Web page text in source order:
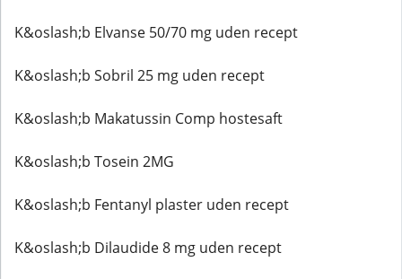
K&oslash;b Elvanse 50/70 mg uden recept
K&oslash;b Sobril 25 mg uden recept
K&oslash;b Makatussin Comp hostesaft
K&oslash;b Tosein 2MG
K&oslash;b Fentanyl plaster uden recept
K&oslash;b Dilaudide 8 mg uden recept